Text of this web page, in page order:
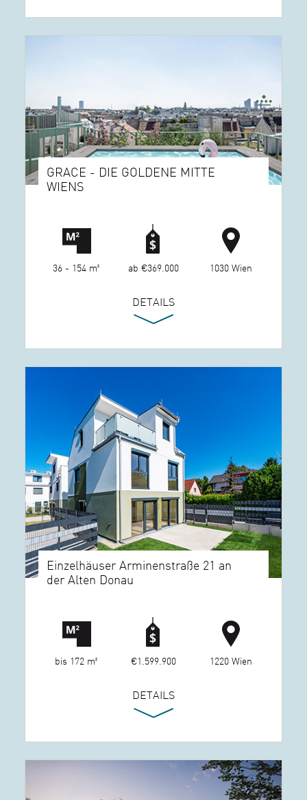
GRACE - DIE GOLDENE MITTE
WIENS
36 - 154 m² ab €369.000 1030 Wien
DETAILS
Einzelhäuser Arminenstraße 21 an
der Alten Donau
bis 172 m² €1.599.900 1220 Wien
DETAILS